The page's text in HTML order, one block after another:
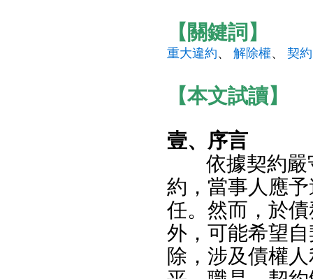
【關鍵詞】
重大違約、 解除權、 契
【本文試讀】
壹、序言
依據契約
約，當事人應
任。然而，於
外，可能希望
除，涉及債權